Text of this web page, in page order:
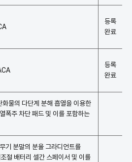
등록
완료
등록
완료
화물의 다단계 분해 흡열을 이용한
폭주 차단 패드 및 이를 포함하는
기 분말의 분율 그라디언트를
절 배터리 셀간 스페이서 및 이를